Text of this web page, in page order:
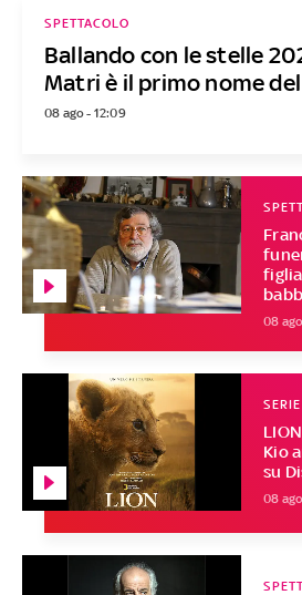
Ballando con le stelle
Matri è il primo nome
SPETTACOLO
08 ago - 12:09
08
Kio
su
08